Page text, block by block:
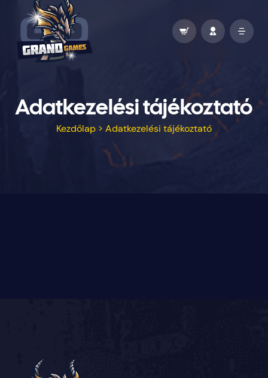
Adatkezelési tájékoztató
Kezdőlap > Adatkezelési tájékoztató